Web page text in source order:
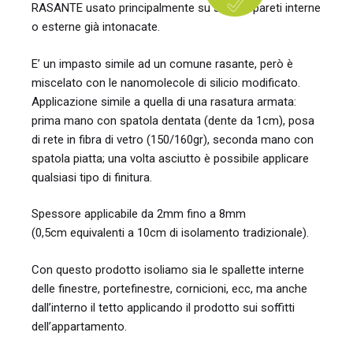
RASANTE usato principalmente su soffitti, pareti interne
o esterne già intonacate.
E’ un impasto simile ad un comune rasante, però è
miscelato con le nanomolecole di silicio modificato.
Applicazione simile a quella di una rasatura armata:
prima mano con spatola dentata (dente da 1cm), posa
di rete in fibra di vetro (150/160gr), seconda mano con
spatola piatta; una volta asciutto è possibile applicare
qualsiasi tipo di finitura.
Spessore applicabile da 2mm fino a 8mm
(0,5cm equivalenti a 10cm di isolamento tradizionale).
Con questo prodotto isoliamo sia le spallette interne
delle finestre, portefinestre, cornicioni, ecc, ma anche
dall’interno il tetto applicando il prodotto sui soffitti
dell’appartamento.